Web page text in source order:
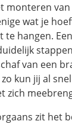
monteren
wat je
hangen.
van een
kun jij al
zich
zit het